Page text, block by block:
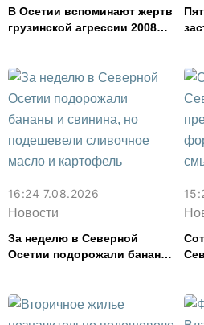
В Осетии вспоминают жертв
грузинской агрессии 2008
16:24 7.08.2026
Новости
За неделю в Северной
Осетии подорожали бананы
картофель